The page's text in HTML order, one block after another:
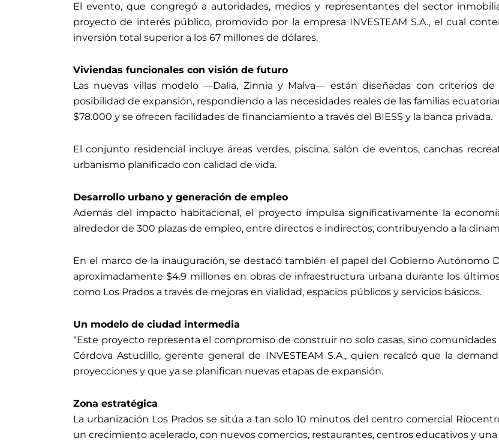
El evento, que congregó a autoridades, medios y representantes del sector
proyecto de interés público, promovido por la empresa INVESTEAM S.A., el cual
inversión total superior a los 67 millones de dólares.
Viviendas funcionales con visión de futuro
Las nuevas villas modelo —Dalia, Zinnia y Malva— están diseñadas con criterios
posibilidad de expansión, respondiendo a las necesidades reales de las familias
$78.000 y se ofrecen facilidades de financiamiento a través del BIESS y la banca privada.
El conjunto residencial incluye áreas verdes, piscina, salón de eventos, canchas
urbanismo planificado con calidad de vida.
Desarrollo urbano y generación de empleo
Además del impacto habitacional, el proyecto impulsa significativamente la
alrededor de 300 plazas de empleo, entre directos e indirectos, contribuyendo a la
En el marco de la inauguración, se destacó también el papel del Gobierno Autónomo
aproximadamente $4.9 millones en obras de infraestructura urbana durante los
como Los Prados a través de mejoras en vialidad, espacios públicos y servicios básicos.
Un modelo de ciudad intermedia
“Este proyecto representa el compromiso de construir no solo casas, sino
Córdova Astudillo, gerente general de INVESTEAM S.A., quien recalcó que la
proyecciones y que ya se planifican nuevas etapas de expansión.
Zona estratégica
La urbanización Los Prados se sitúa a tan solo 10 minutos del centro comercial
un crecimiento acelerado, con nuevos comercios, restaurantes, centros educativos y